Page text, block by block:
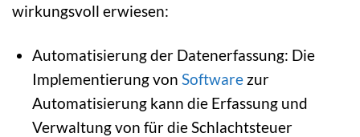
wirkungsvoll erwiesen:
Automatisierung der Datenerfassung: Die
Implementierung von Softwarezur
Automatisierung kann die Erfassung und
Verwaltung von für die Schlachtsteuer